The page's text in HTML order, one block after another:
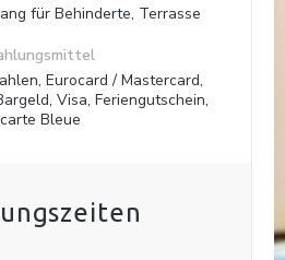
für Behinderte, Terrasse
Eurocard / Mastercard,
Visa, Feriengutschein,
carte Bleue